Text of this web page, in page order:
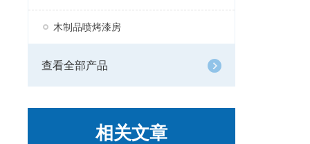
木制品喷烤漆房
查看全部产品
相关文章